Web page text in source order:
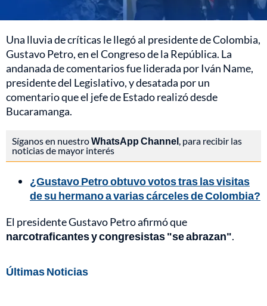
Una lluvia de críticas le llegó al presidente de Colombia,
Gustavo Petro, en el Congreso de la República. La
andanada de comentarios fue liderada por Iván Name,
presidente del Legislativo, y desatada por un
comentario que el jefe de Estado realizó desde
Bucaramanga.
Síganos en nuestroWhatsApp Channel , para recibir las
noticias de mayor interés
¿Gustavo Petro obtuvo votos tras las visitas
de su hermano a varias cárceles de Colombia?
El presidente Gustavo Petro afirmó que
narcotraficantes y congresistas "se abrazan".
Últimas Noticias